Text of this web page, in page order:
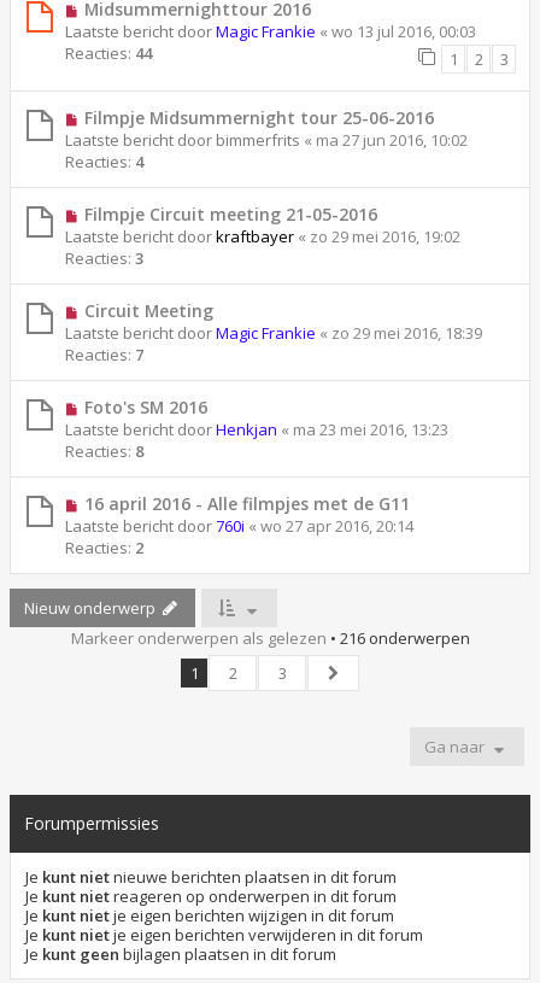
Midsummernighttour 2016
Laatste bericht doorMagic Frankie « wo 13 jul 2016, 00:03
Reacties: 44 1 2 3
Filmpje Midsummernight tour 25-06-2016
Laatste bericht door bimmerfrits « ma 27 jun 2016, 10:02
Reacties: 4
Filmpje Circuit meeting 21-05-2016
Laatste bericht doorkraftbayer « zo 29 mei 2016, 19:02
Reacties: 3
Circuit Meeting
Laatste bericht doorMagic Frankie « zo 29 mei 2016, 18:39
Reacties: 7
Foto's SM 2016
Laatste bericht doorHenkjan « ma 23 mei 2016, 13:23
Reacties: 8
16 april 2016 - Alle filmpjes met de G11
Laatste bericht door760i « wo 27 apr 2016, 20:14
Reacties: 2
Nieuw onderwerp
Markeer onderwerpen als gelezen • 216 onderwerpen
1
2
3
Volgende
Ga naar
Forumpermissies
Je kunt nietnieuwe berichten plaatsen in dit forum
Je kunt nietreageren op onderwerpen in dit forum
Je kunt nietje eigen berichten wijzigen in dit forum
Je kunt nietje eigen berichten verwijderen in dit forum
Je kunt geen bijlagen plaatsen in dit forum